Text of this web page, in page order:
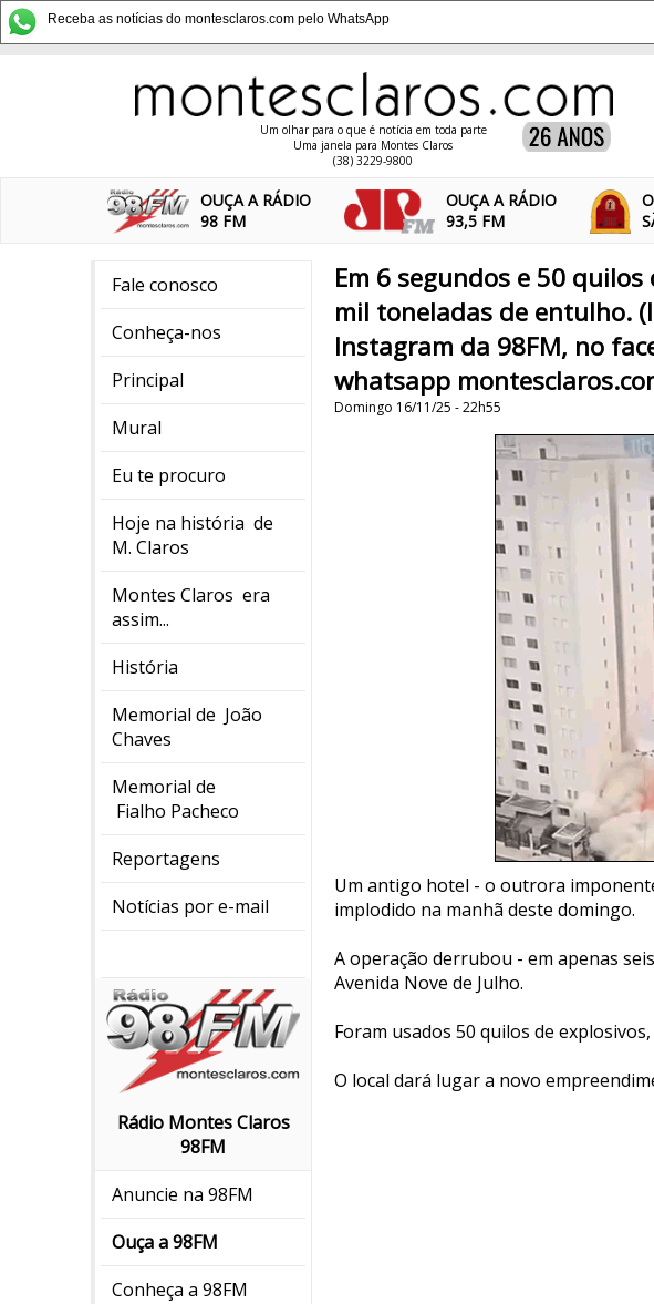
Receba as notícias do montesclaros.com pelo WhatsApp
Um olhar para o que é notícia em toda parte
Uma janela para Montes Claros
(38) 3229-9800
OUÇA A RÁDIO
98 FM
OUÇA A RÁDIO
93,5 FM
Fale conosco
Conheça-nos
Principal
Mural
Eu te procuro
Hoje na história de
M. Claros
Montes Claros era
assim...
História
Memorial de João
Chaves
Memorial de
Fialho Pacheco
Reportagens
Notícias por e-mail
Rádio Montes Claros
98FM
Anuncie na 98FM
Ouça a 98FM
Conheça a 98FM
Em 6 segundos e 50
mil toneladas de entulho.
Instagram da 98FM, no
whatsapp
Domingo 16/11/25 - 22h55
Um antigo hotel - o outrora
implodido na manhã deste domingo.
A operação derrubou - em apenas
Avenida Nove de Julho.
Foram usados 50 quilos de
O local dará lugar a novo